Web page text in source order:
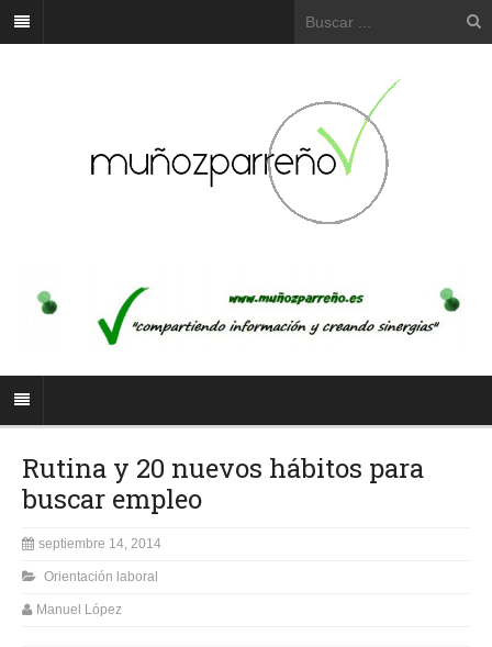
Rutina y 20 nuevos hábitos para
buscar empleo
septiembre 14, 2014
Orientación laboral
Manuel López